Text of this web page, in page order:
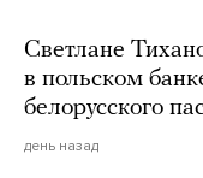
Светлане
в польском
белорусского
день назад